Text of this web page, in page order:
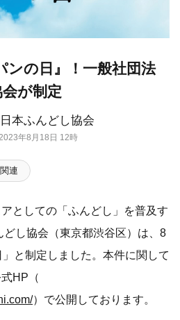
本ふんどし協会
年8月18日 12時
ンの日』！一般社団法
が制定
連
としての「ふんどし」を普及す
どし協会（東京都渋谷区）は、8
と制定しました。本件に関して
HP（
）で公開しております。